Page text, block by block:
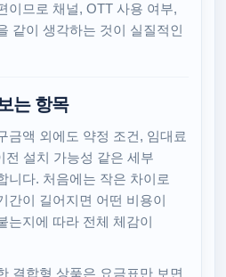
이므로 채널, OTT 사용 여부,
같이 생각하는 것이 실질적인
는 항목
금액 외에도 약정 조건, 임대료
전 설치 가능성 같은 세부
니다. 처음에는 작은 차이로
간이 길어지면 어떤 비용이
는지에 따라 전체 체감이
결합형 상품은 요금표만 보면